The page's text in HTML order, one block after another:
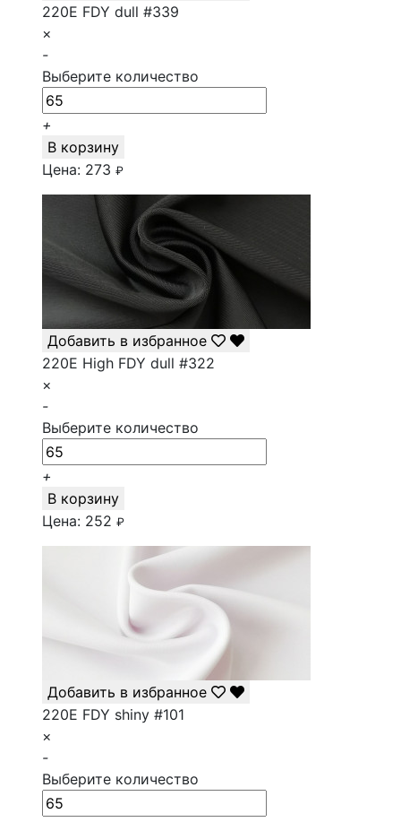
220E FDY dull #339
×
-
Выберите количество
+
В корзину
Цена: 273 ₽
Добавить в избранное
220E High FDY dull #322
×
-
Выберите количество
+
В корзину
Цена: 252 ₽
Добавить в избранное
220E FDY shiny #101
×
-
Выберите количество